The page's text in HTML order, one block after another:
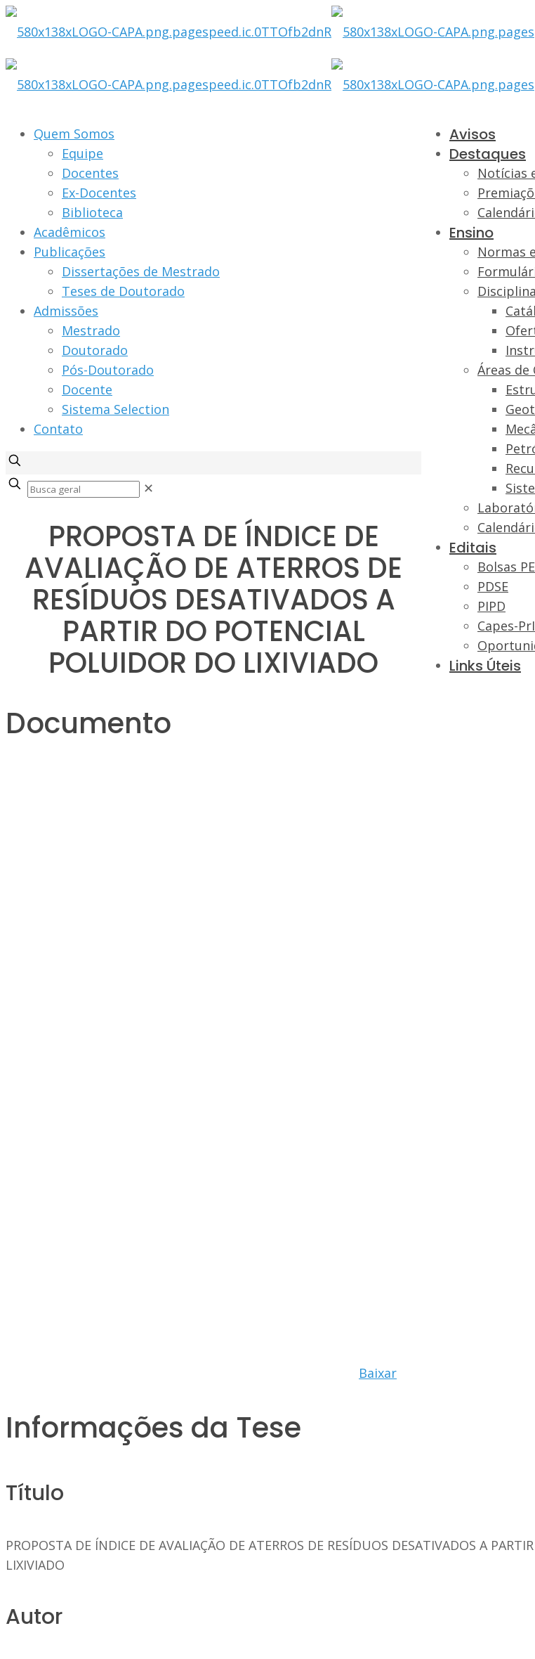
Avisos
Destaques
Notícias
Ensino
Normas
Áreas de
Editais
Bolsas
PDSE
PIPD
Capes-
Links Úteis
Quem Somos
Equipe
Docentes
Ex-Docentes
Biblioteca
Acadêmicos
Publicações
Dissertações de Mestrado
Teses de Doutorado
Admissões
Mestrado
Doutorado
Pós-Doutorado
Docente
Sistema Selection
Contato
✕
PROPOSTA DE ÍNDICE DE
AVALIAÇÃO DE ATERROS DE
RESÍDUOS DESATIVADOS A
PARTIR DO POTENCIAL
POLUIDOR DO LIXIVIADO
Documento
Baixar
Informações da Tese
Título
PROPOSTA DE ÍNDICE DE AVALIAÇÃO DE ATERROS DE RESÍDUOS DESATIVADOS A
LIXIVIADO
Autor